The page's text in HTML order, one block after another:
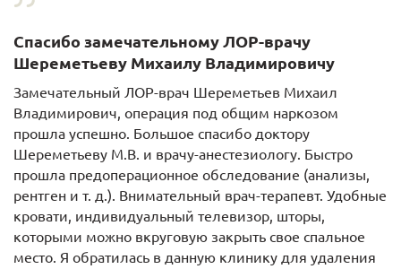
Спасибо замечательному ЛОР-врачу
Шереметьеву Михаилу Владимировичу
Замечательный ЛОР-врач Шереметьев Михаил
Владимирович, операция под общим наркозом
прошла успешно. Большое спасибо доктору
Шереметьеву М.В. и врачу-анестезиологу. Быстро
прошла предоперационное обследование (анализы,
рентген и т. д.). Внимательный врач-терапевт. Удобные
кровати, индивидуальный телевизор, шторы,
которыми можно вкруговую закрыть свое спальное
место. Я обратилась в данную клинику для удаления